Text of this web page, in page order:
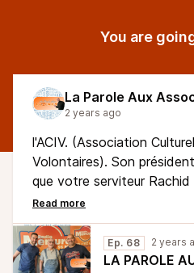
You are
La Parole Aux
2 years ago
l'ACIV. (Association
Volontaires). Son
que votre serviteur
de l'association répondent
samedi 08 juin à 10h
jeudi 13 juin à midi)
Ep. 68 2 years
LA PAROLE